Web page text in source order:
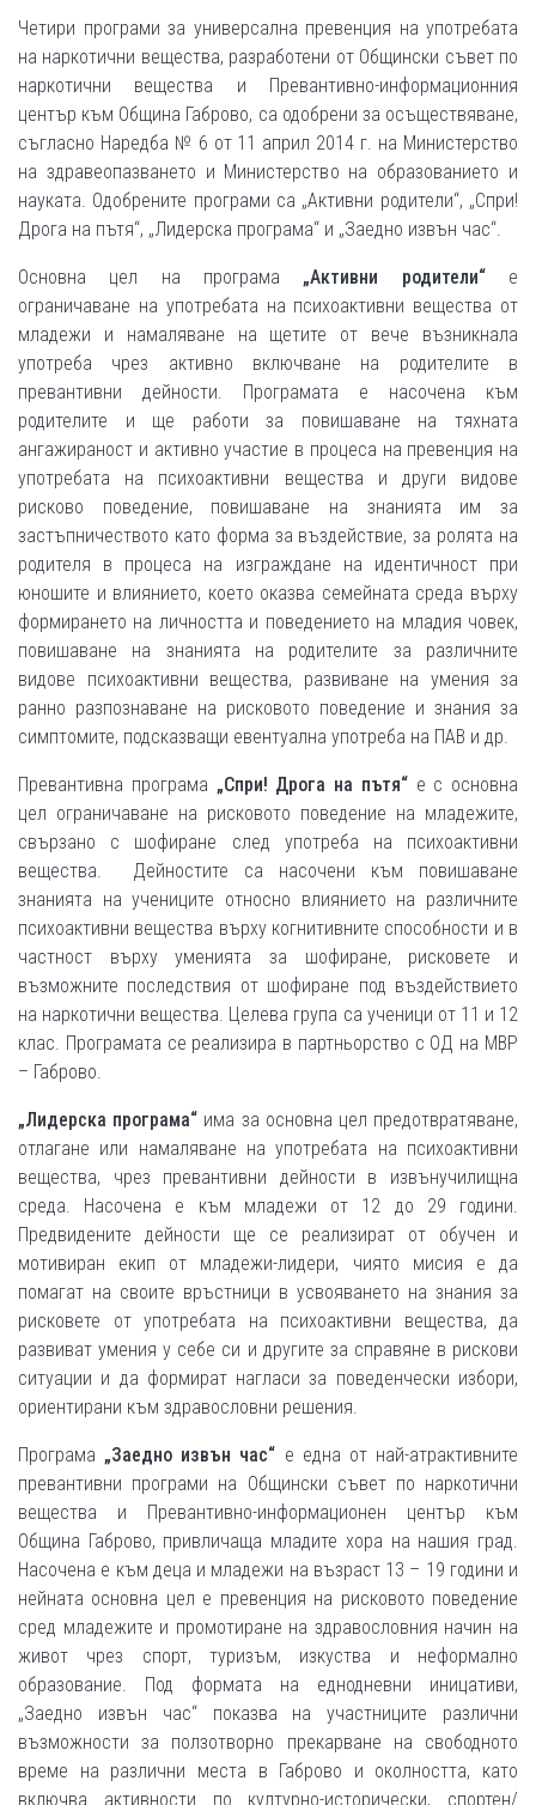
Четири програми за универсална превенция на употребата
на наркотични вещества, разработени от Общински съвет по
наркотични вещества и Превантивно-информационния
център към Община Габрово, са одобрени за осъществяване,
съгласно Наредба № 6 от 11 април 2014 г. на Министерство
на здравеопазването и Министерство на образованието и
науката. Одобрените програми са „Активни родители“, „Спри!
Дрога на пътя“, „Лидерска програма“ и „Заедно извън час“.
Основна цел на програма „Активни родители“е
ограничаване на употребата на психоактивни вещества от
младежи и намаляване на щетите от вече възникнала
употреба чрез активно включване на родителите в
превантивни дейности. Програмата е насочена към
родителите и ще работи за повишаване на тяхната
ангажираност и активно участие в процеса на превенция на
употребата на психоактивни вещества и други видове
рисково поведение, повишаване на знанията им за
застъпничеството като форма за въздействие, за ролята на
родителя в процеса на изграждане на идентичност при
юношите и влиянието, което оказва семейната среда върху
формирането на личността и поведението на младия човек,
повишаване на знанията на родителите за различните
видове психоактивни вещества, развиване на умения за
ранно разпознаване на рисковото поведение и знания за
симптомите, подсказващи евентуална употреба на ПАВ и др.
Превантивна програма „Спри! Дрога на пътя“е с основна
цел ограничаване на рисковото поведение на младежите,
свързано с шофиране след употреба на психоактивни
вещества. Дейностите са насочени към повишаване
знанията на учениците относно влиянието на различните
психоактивни вещества върху когнитивните способности и в
частност върху уменията за шофиране, рисковете и
възможните последствия от шофиране под въздействието
на наркотични вещества. Целева група са ученици от 11 и 12
клас. Програмата се реализира в партньорство с ОД на МВР
– Габрово.
„Лидерска програма“ има за основна цел предотвратяване,
отлагане или намаляване на употребата на психоактивни
вещества, чрез превантивни дейности в извънучилищна
среда. Насочена е към младежи от 12 до 29 години.
Предвидените дейности ще се реализират от обучен и
мотивиран екип от младежи-лидери, чиято мисия е да
помагат на своите връстници в усвояването на знания за
рисковете от употребата на психоактивни вещества, да
развиват умения у себе си и другите за справяне в рискови
ситуации и да формират нагласи за поведенчески избори,
ориентирани към здравословни решения.
Програма „Заедно извън час“ е една от най-атрактивните
превантивни програми на Общински съвет по наркотични
вещества и Превантивно-информационен център към
Община Габрово, привличаща младите хора на нашия град.
Насочена е към деца и младежи на възраст 13 – 19 години и
нейната основна цел е превенция на рисковото поведение
сред младежите и промотиране на здравословния начин на
живот чрез спорт, туризъм, изкуства и неформално
образование. Под формата на еднодневни иницативи,
„Заедно извън час“ показва на участниците различни
възможности за ползотворно прекарване на свободното
време на различни места в Габрово и околността, като
включва активности по културно-исторически, спортен/